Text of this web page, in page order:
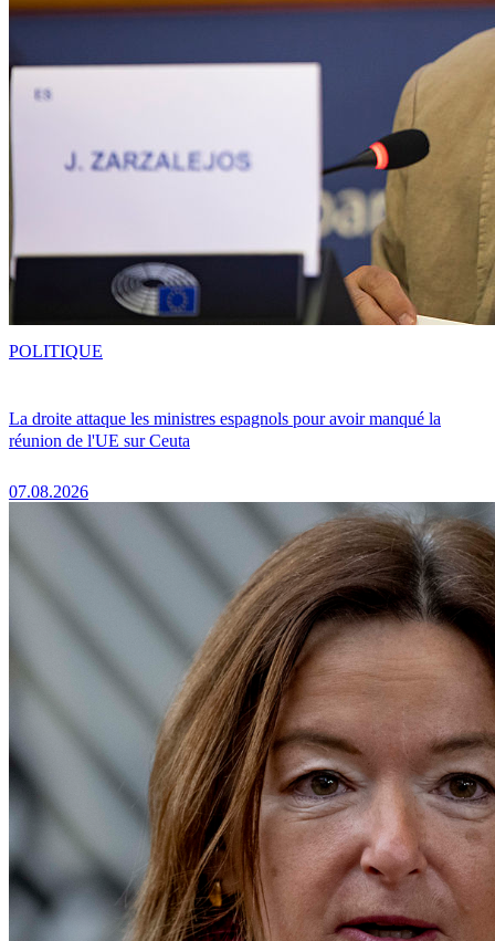
La droite attaque les ministres espagnols pour avoir manqué la
réunion de l'UE sur Ceuta
07.08.2026
POLITIQUE